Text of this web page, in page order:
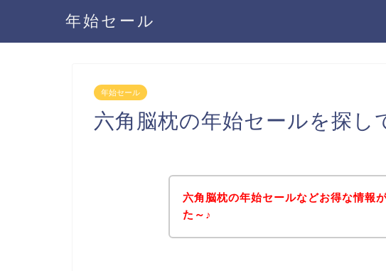
年始セール
年始セール
六角脳枕の年始セールを探し
六角脳枕の年始セールなどお得な情報
た～♪